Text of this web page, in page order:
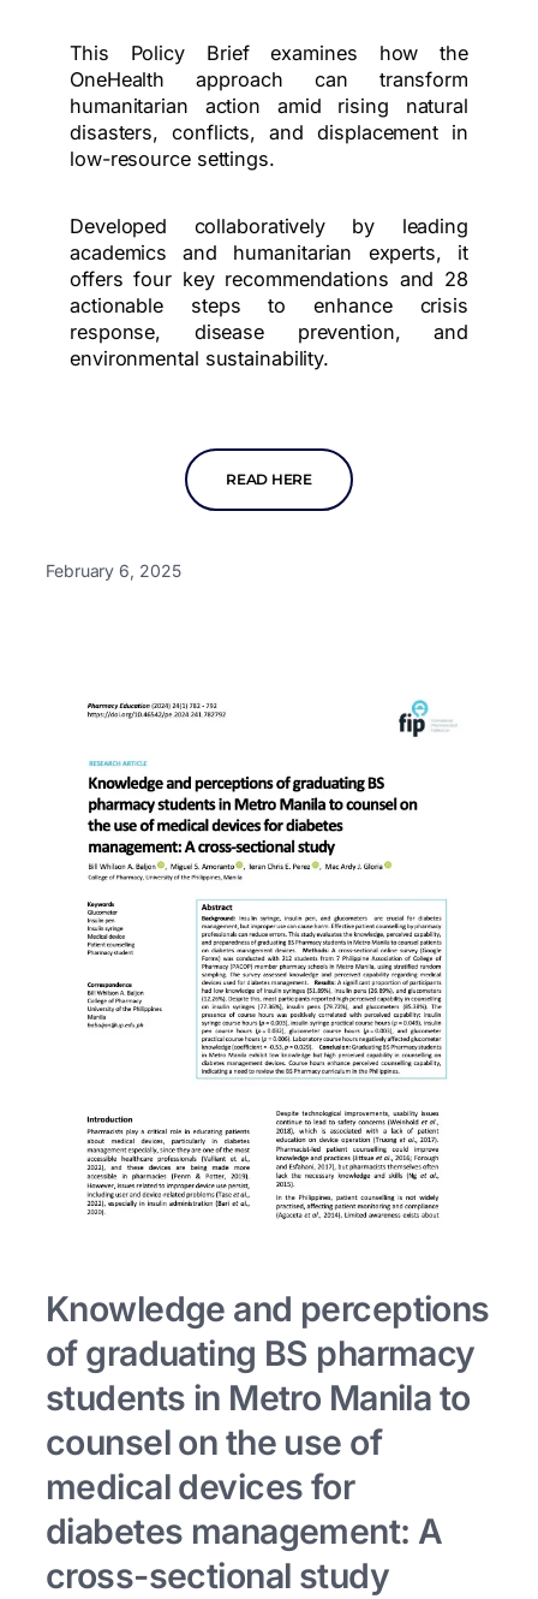
This Policy Brief examines how the
OneHealth approach can transform
humanitarian action amid rising natural
disasters, conflicts, and displacement in
low-resource settings.
Developed collaboratively by leading
academics and humanitarian experts, it
offers four key recommendations and 28
actionable steps to enhance crisis
response, disease prevention, and
environmental sustainability.
READ HERE
February 6, 2025
Knowledge and perceptions
of graduating BS pharmacy
students in Metro Manila to
counsel on the use of
medical devices for
diabetes management: A
cross-sectional study